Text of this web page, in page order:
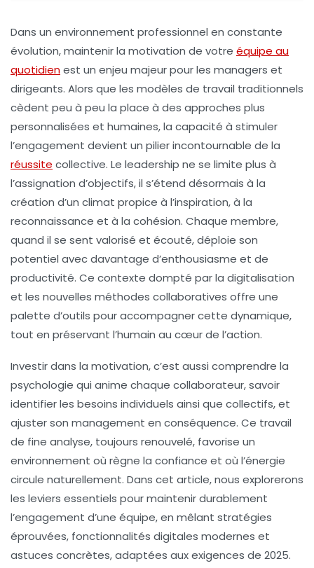
Dans un environnement professionnel en constante
évolution, maintenir la motivation de votre équipe au
quotidienest un enjeu majeur pour les managers et
dirigeants. Alors que les modèles de travail traditionnels
cèdent peu à peu la place à des approches plus
personnalisées et humaines, la capacité à stimuler
l’engagement devient un pilier incontournable de la
réussite collective. Le leadership ne se limite plus à
l’assignation d’objectifs, il s’étend désormais à la
création d’un climat propice à l’inspiration, à la
reconnaissance et à la cohésion. Chaque membre,
quand il se sent valorisé et écouté, déploie son
potentiel avec davantage d’enthousiasme et de
productivité. Ce contexte dompté par la digitalisation
et les nouvelles méthodes collaboratives offre une
palette d’outils pour accompagner cette dynamique,
tout en préservant l’humain au cœur de l’action.
Investir dans la motivation, c’est aussi comprendre la
psychologie qui anime chaque collaborateur, savoir
identifier les besoins individuels ainsi que collectifs, et
ajuster son management en conséquence. Ce travail
de fine analyse, toujours renouvelé, favorise un
environnement où règne la confiance et où l’énergie
circule naturellement. Dans cet article, nous explorerons
les leviers essentiels pour maintenir durablement
l’engagement d’une équipe, en mêlant stratégies
éprouvées, fonctionnalités digitales modernes et
astuces concrètes, adaptées aux exigences de 2025.